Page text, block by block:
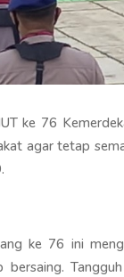
ke 76
agar tetap
ke 76 ini
bersaing.